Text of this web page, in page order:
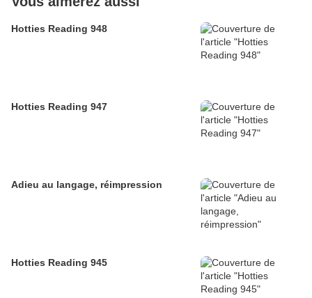
Hotties Reading 948
Hotties Reading 947
Adieu au langage, réimpression
Hotties Reading 945